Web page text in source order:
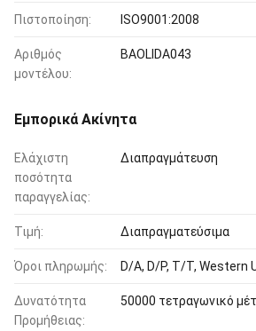
Πιστοποίηση: ISO9001:2008
Αριθμός
μοντέλου:
BAOLIDA043
Εμπορικά Ακίνητα
Ελάχιστη
ποσότητα
παραγγελίας:
Διαπραγμάτευση
Τιμή: Διαπραγματεύσιμα
Όροι πληρωμής: D/A, D/P, T/T, Western
Δυνατότητα
Προμήθειας:
50000 τετραγωνικό